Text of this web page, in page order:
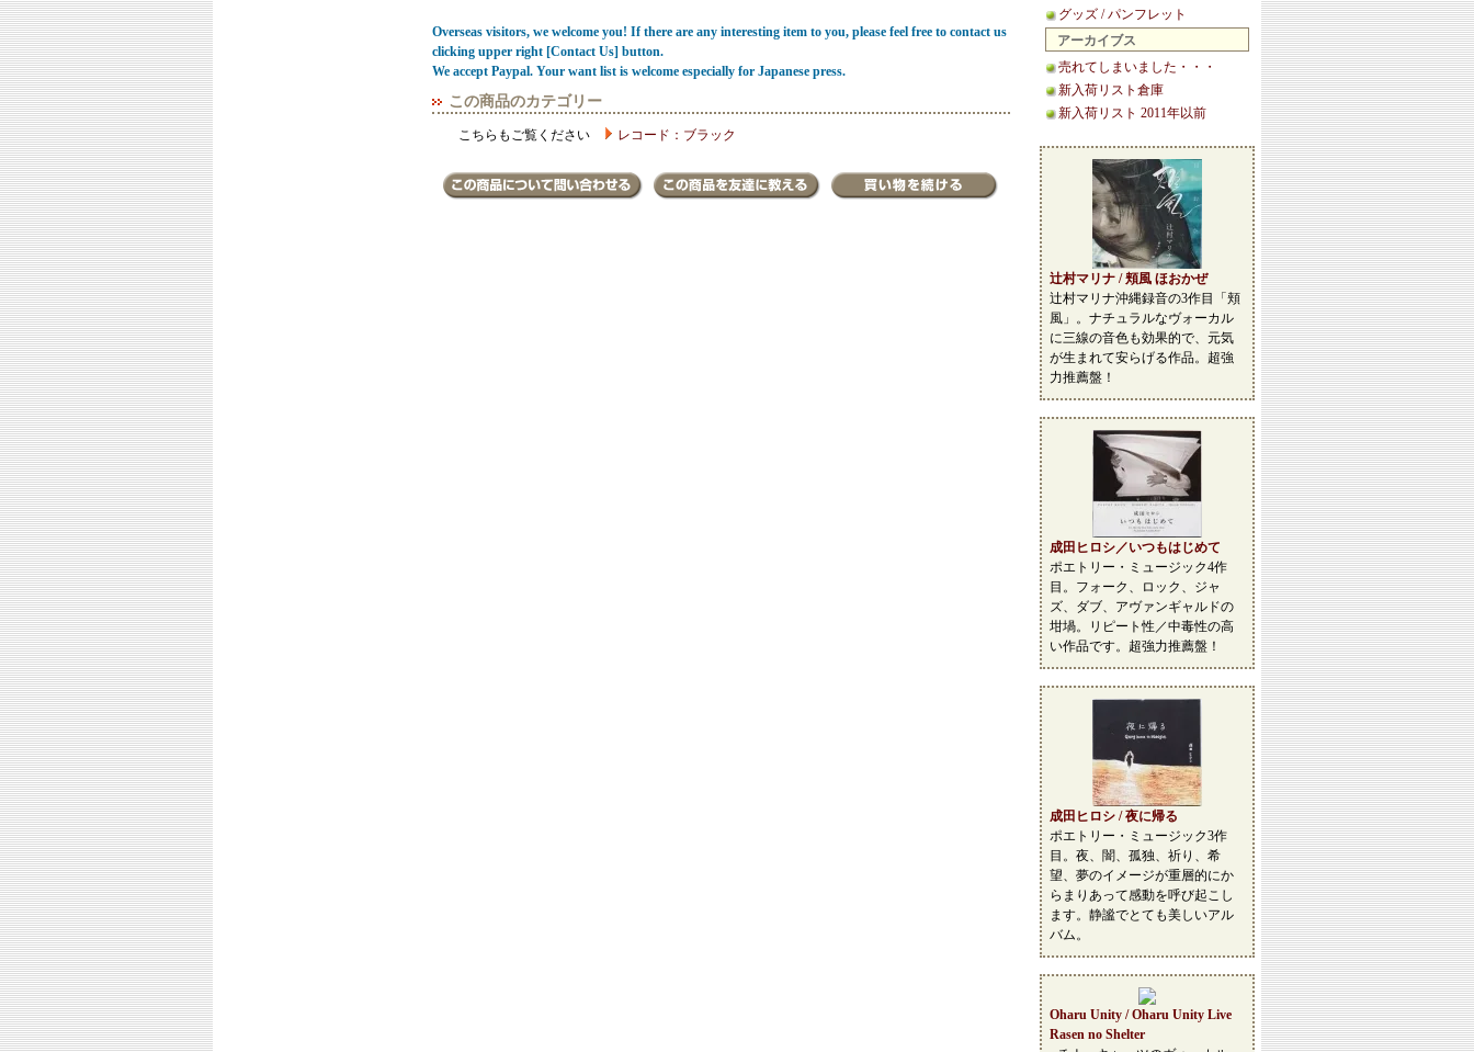
グッズ / パンフレット
アーカイブス
売れてしまいました・・・
新入荷リスト倉庫
新入荷リスト 2011年以前
辻村マリナ / 頬風 ほおかぜ
辻村マリナ沖縄録音の3作目「頬
風」。ナチュラルなヴォーカル
に三線の音色も効果的で、元気
が生まれて安らげる作品。超強
力推薦盤！
成田ヒロシ／いつもはじめて
ポエトリー・ミュージック4作
目。フォーク、ロック、ジャ
ズ、ダブ、アヴァンギャルドの
坩堝。リピート性／中毒性の高
い作品です。超強力推薦盤！
成田ヒロシ / 夜に帰る
ポエトリー・ミュージック3作
目。夜、闇、孤独、祈り、希
望、夢のイメージが重層的にか
らまりあって感動を呼び起こし
ます。静謐でとても美しいアル
バム。
Oharu Unity / Oharu Unity Live
Rasen no Shelter
Overseas visitors, we welcome you! If there are any interesting item to you, please feel free to contact us
clicking upper right [Contact Us] button.
We accept Paypal. Your want list is welcome especially for Japanese press.
この商品のカテゴリー
こちらもご覧ください レコード：ブラック